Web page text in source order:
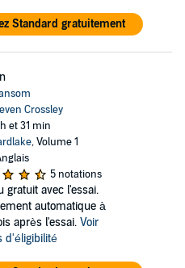
Standard gratuitement
Crossley
et 31 min
, Volume 1
5 notations
gratuit avec l'essai.
automatique à
après l'essai. Voir
d'éligibilité